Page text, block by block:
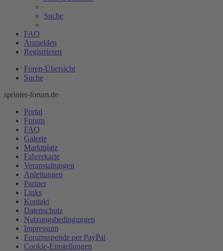
Suche
FAQ
Anmelden
Registrieren
Foren-Übersicht
Suche
sprinter-forum.de
Portal
Forum
FAQ
Galerie
Marktplatz
Fahrerkarte
Veranstaltungen
Anleitungen
Partner
Links
Kontakt
Datenschutz
Nutzungsbedingungen
Impressum
Forumsspende per PayPal
Cookie-Einstellungen